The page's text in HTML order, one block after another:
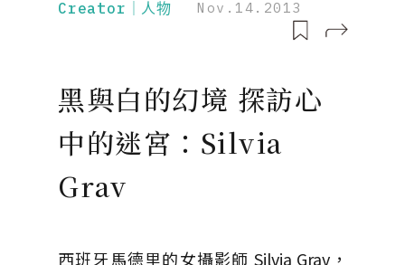
Creator｜人物 Nov.14.2013
黑與白的幻境 探訪心
中的迷宮：Silvia
Grav
西班牙馬德里的女攝影師 Silvia Grav，